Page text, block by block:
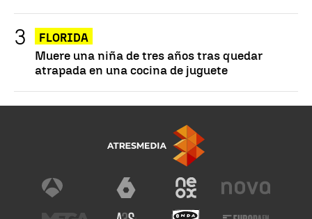
FLORIDA
Muere una niña de tres años tras quedar
atrapada en una cocina de juguete